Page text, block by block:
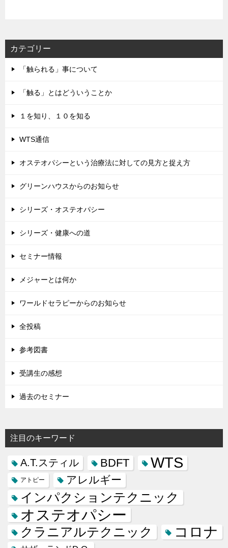
カテゴリー
「触られる」事について
「触る」とはどういうことか
１を知り、１０を知る
WTS通信
オステオパシーという治療法に対しての見方と捉え方
グリーンハウスからのお知らせ
シリーズ・オステオパシー
シリーズ・健康への道
セミナー情報
メジャーとは何か
ワールドセラピーからのお知らせ
全投稿
参考図書
受講生の感想
過去のセミナー
注目のキーワード
A.T.スティル BDFT WTS
アトピー アレルギー
インパクションテクニック
オステオパシー
クラニアルテクニック コロナ